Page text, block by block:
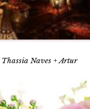
Naves + Artur